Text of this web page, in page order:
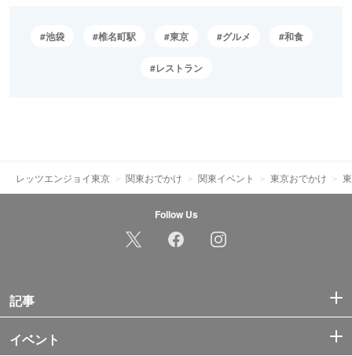
池袋 椎名町駅 東京 グルメ 和食
レストラン
レッツエンジョイ東京 関東おでかけ 関東イベント 東京おでかけ
Follow Us
記事
イベント